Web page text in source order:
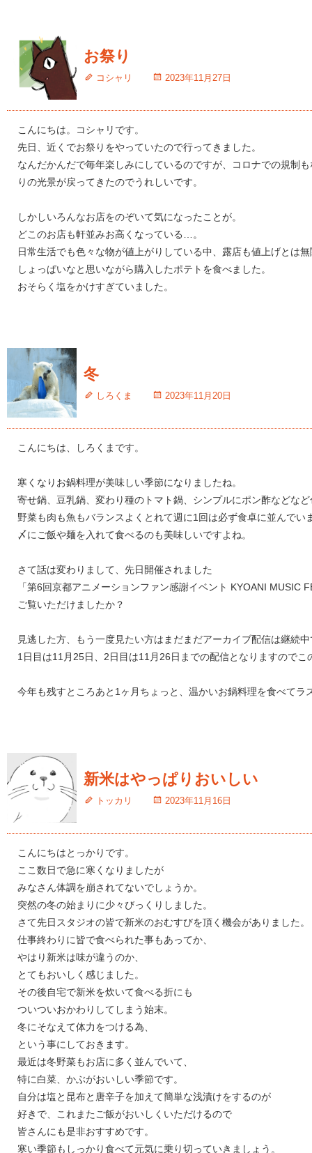
お祭り
コシャリ 2023年11月27日
こんにちは。コシャリです。
先日、近くでお祭りをやっていたので行ってきました。
なんだかんだで毎年楽しみにしているのですが、コロナでの規制
りの光景が戻ってきたのでうれしいです。
しかしいろんなお店をのぞいて気になったことが。
どこのお店も軒並みお高くなっている…。
日常生活でも色々な物が値上がりしている中、露店も値上げとは
しょっぱいなと思いながら購入したポテトを食べました。
おそらく塩をかけすぎていました。
冬
しろくま 2023年11月20日
こんにちは、しろくまです。
寒くなりお鍋料理が美味しい季節になりましたね。
寄せ鍋、豆乳鍋、変わり種のトマト鍋、シンプルにポン酢などな
野菜も肉も魚もバランスよくとれて週に1回は必ず食卓に並んでい
〆にご飯や麺を入れて食べるのも美味しいですよね。
さて話は変わりまして、先日開催されました
「第6回京都アニメーションファン感謝イベント KYOANI
ご覧いただけましたか？
見逃した方、もう一度見たい方はまだまだアーカイブ配信は継続
1日目は11月25日、2日目は11月26日までの配信となりますのでこ
今年も残すところあと1ヶ月ちょっと、温かいお鍋料理を食べてラ
新米はやっぱりおいしい
トッカリ 2023年11月16日
こんにちはとっかりです。
ここ数日で急に寒くなりましたが
みなさん体調を崩されてないでしょうか。
突然の冬の始まりに少々びっくりしました。
さて先日スタジオの皆で新米のおむすびを頂く機会がありました。
仕事終わりに皆で食べられた事もあってか、
やはり新米は味が違うのか、
とてもおいしく感じました。
その後自宅で新米を炊いて食べる折にも
ついついおかわりしてしまう始末。
冬にそなえて体力をつける為、
という事にしておきます。
最近は冬野菜もお店に多く並んでいて、
特に白菜、かぶがおいしい季節です。
自分は塩と昆布と唐辛子を加えて簡単な浅漬けをするのが
好きで、これまたご飯がおいしくいただけるので
皆さんにも是非おすすめです。
寒い季節もしっかり食べて元気に乗り切っていきましょう。